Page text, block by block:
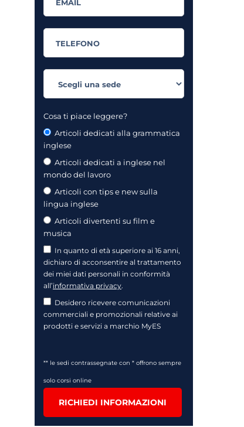
Cosa ti piace leggere?
Articoli dedicati alla grammatica
inglese
Articoli dedicati a inglese nel
mondo del lavoro
Articoli con tips e new sulla
lingua inglese
Articoli divertenti su film e
musica
In quanto di età superiore ai 16 anni,
dichiaro di acconsentire al trattamento
dei miei dati personali in conformità
all’informativa privacy.
Desidero ricevere comunicazioni
commerciali e promozionali relative ai
prodotti e servizi a marchio MyES
** le sedi contrassegnate con * offrono sempre
solo corsi online
RICHIEDI INFORMAZIONI